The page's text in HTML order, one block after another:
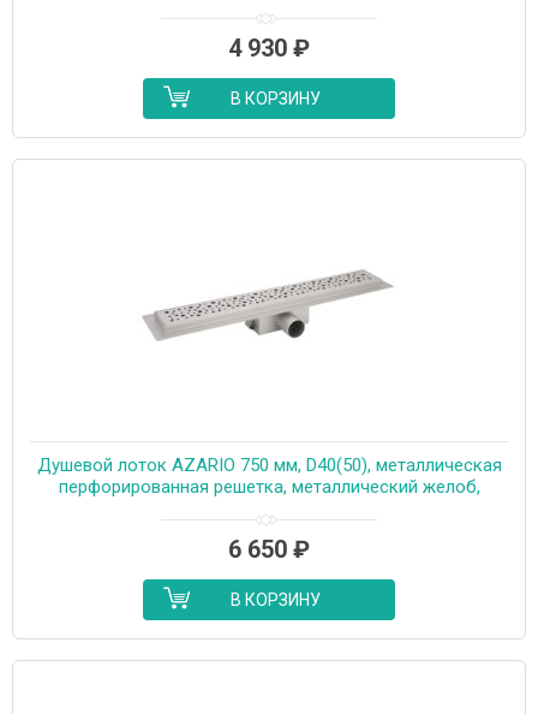
(AZT3TILE550)
4 930 ₽
В КОРЗИНУ
Душевой лоток AZARIO 750 мм, D40(50), металлическая
перфорированная решетка, металлический желоб,
6 650 ₽
В КОРЗИНУ